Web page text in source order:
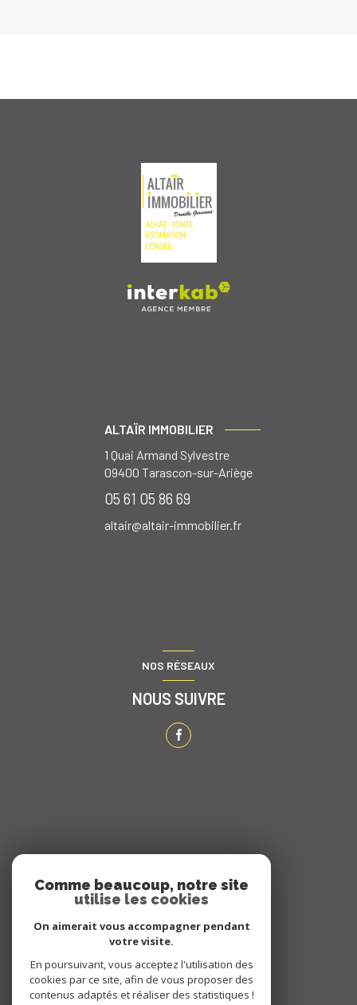
ALTAÏR IMMOBILIER
1 Quai Armand Sylvestre
09400 Tarascon-sur-Ariège
05 61 05 86 69
altair@altair-immobilier.fr
NOS RÉSEAUX
NOUS SUIVRE
NOUS ADHÉRONS
Comme beaucoup, notre site
utilise les cookies
On aimerait vous accompagner pendant
votre visite.
En poursuivant, vous acceptez l'utilisation des
cookies par ce site, afin de vous proposer des
contenus adaptés et réaliser des statistiques !